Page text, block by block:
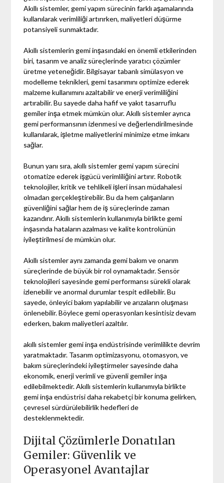
Akıllı sistemler, gemi yapım sürecinin farklı aşamalarında
kullanılarak verimliliği artırırken, maliyetleri düşürme
potansiyeli sunmaktadır.
Akıllı sistemlerin gemi inşasındaki en önemli etkilerinden
biri, tasarım ve analiz süreçlerinde yaratıcı çözümler
üretme yeteneğidir. Bilgisayar tabanlı simülasyon ve
modelleme teknikleri, gemi tasarımını optimize ederek
malzeme kullanımını azaltabilir ve enerji verimliliğini
artırabilir. Bu sayede daha hafif ve yakıt tasarruflu
gemiler inşa etmek mümkün olur. Akıllı sistemler ayrıca
gemi performansının izlenmesi ve değerlendirilmesinde
kullanılarak, işletme maliyetlerini minimize etme imkanı
sağlar.
Bunun yanı sıra, akıllı sistemler gemi yapım sürecini
otomatize ederek işgücü verimliliğini artırır. Robotik
teknolojiler, kritik ve tehlikeli işleri insan müdahalesi
olmadan gerçekleştirebilir. Bu da hem çalışanların
güvenliğini sağlar hem de iş süreçlerinde zaman
kazandırır. Akıllı sistemlerin kullanımıyla birlikte gemi
inşasında hataların azalması ve kalite kontrolünün
iyileştirilmesi de mümkün olur.
Akıllı sistemler aynı zamanda gemi bakım ve onarım
süreçlerinde de büyük bir rol oynamaktadır. Sensör
teknolojileri sayesinde gemi performansı sürekli olarak
izlenebilir ve anormal durumlar tespit edilebilir. Bu
sayede, önleyici bakım yapılabilir ve arızaların oluşması
önlenebilir. Böylece gemi operasyonları kesintisiz devam
ederken, bakım maliyetleri azaltılır.
akıllı sistemler gemi inşa endüstrisinde verimlilikte devrim
yaratmaktadır. Tasarım optimizasyonu, otomasyon, ve
bakım süreçlerindeki iyileştirmeler sayesinde daha
ekonomik, enerji verimli ve güvenli gemiler inşa
edilebilmektedir. Akıllı sistemlerin kullanımıyla birlikte
gemi inşa endüstrisi daha rekabetçi bir konuma gelirken,
çevresel sürdürülebilirlik hedefleri de
desteklenmektedir.
Dijital Çözümlerle Donatılan
Gemiler: Güvenlik ve
Operasyonel Avantajlar